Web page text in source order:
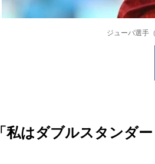
ジューバ選手
「私はダブルスタンダ